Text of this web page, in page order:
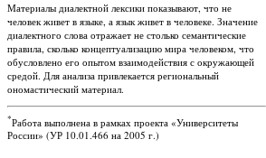
Материалы диалектной лексики показывают, что не
человек живет в языке, а язык живет в человеке. Значение
диалектного слова отражает не столько семантические
правила, сколько концептуализацию мира человеком, что
обусловлено его опытом взаимодействия с окружающей
средой. Для анализа привлекается региональный
ономастический материал.
*Работа выполнена в рамках проекта «Университеты
России» (УР 10.01.466 на 2005 г.)